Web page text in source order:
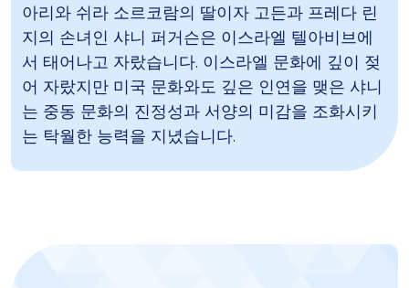
아리와 쉬라 소르코람의 딸이자 고든과 프레다 린
지의 손녀인 샤니 퍼거슨은 이스라엘 텔아비브에
서 태어나고 자랐습니다. 이스라엘 문화에 깊이 젖
어 자랐지만 미국 문화와도 깊은 인연을 맺은 샤니
는 중동 문화의 진정성과 서양의 미감을 조화시키
는 탁월한 능력을 지녔습니다.